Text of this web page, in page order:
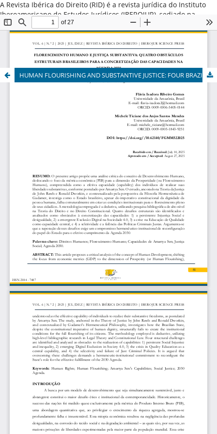
A Revista Ibérica do Direito (RID) é a revista jurídica do Instituto
Iberoamericano de Estudos Jurídicos (IBEROJUR), sediado na
Cidade do Porto, Portugal. Promove a difusão do conhecimento
jurídico iberoamericano nas variadas vertentes do Direito Público
e Direito Privado, valorizando estudos que destacam o direito
comparado iberoamericano ou aqueles originários dos países da
América Latina, Espanha e Portugal. ISSN: 2184-7487
HUMAN FLOURISHING AND SUBSTANTIVE JUSTICE: FOUR BRAZILIAN STRUCTURAL OBSTACLES TO THE REALIZATION OF CAPABILITIES IN THE 2030 AGENDA